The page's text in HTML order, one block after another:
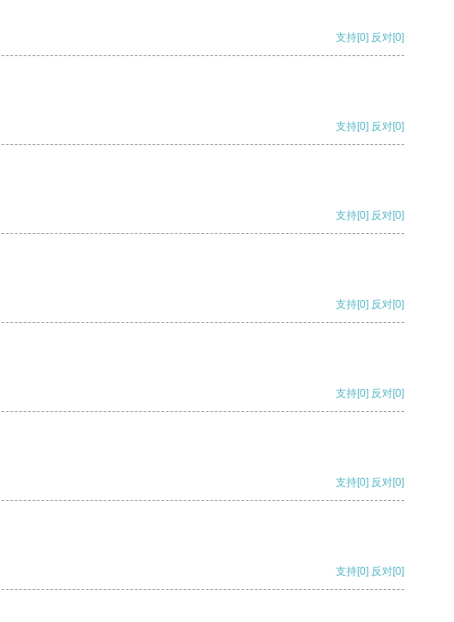
支持[0] 反对[0]
支持[0] 反对[0]
支持[0] 反对[0]
支持[0] 反对[0]
支持[0] 反对[0]
支持[0] 反对[0]
支持[0] 反对[0]